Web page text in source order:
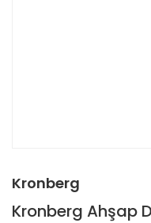
Kronberg
Kronberg Ahşap